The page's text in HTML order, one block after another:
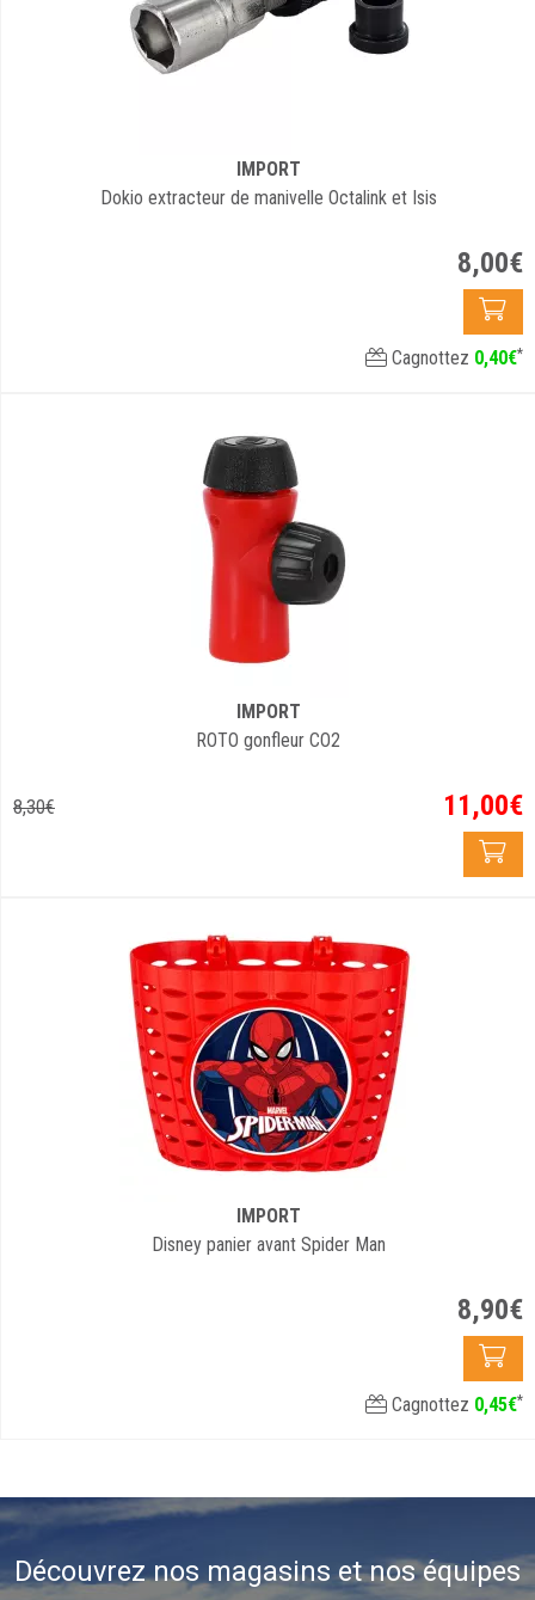
IMPORT
Dokio extracteur de manivelle Octalink et Isis
8,00€
Cagnottez 0,40€*
IMPORT
ROTO gonfleur CO2
8,30€ 11,00€
IMPORT
Disney panier avant Spider Man
8,90€
Cagnottez 0,45€*
Découvrez nos magasins et nos équipes